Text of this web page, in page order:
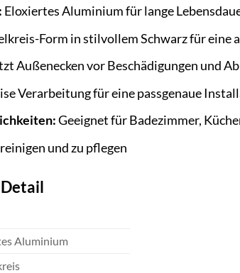
Eloxiertes Aluminium für lange
Form in stilvollem Schwarz für eine
Außenecken vor Beschädigungen und
Verarbeitung für eine passgenaue
Geeignet für Badezimmer,
und zu pflegen
Aluminium